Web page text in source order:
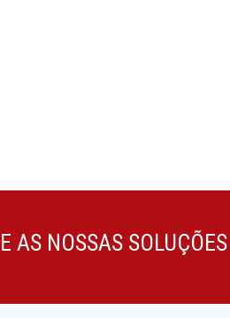
AS NOSSAS SOLUÇÕES